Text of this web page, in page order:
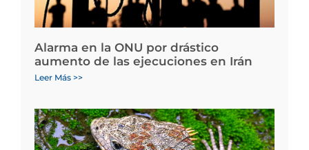
Alarma en la ONU por drástico
aumento de las ejecuciones en Irán
Leer Más >>